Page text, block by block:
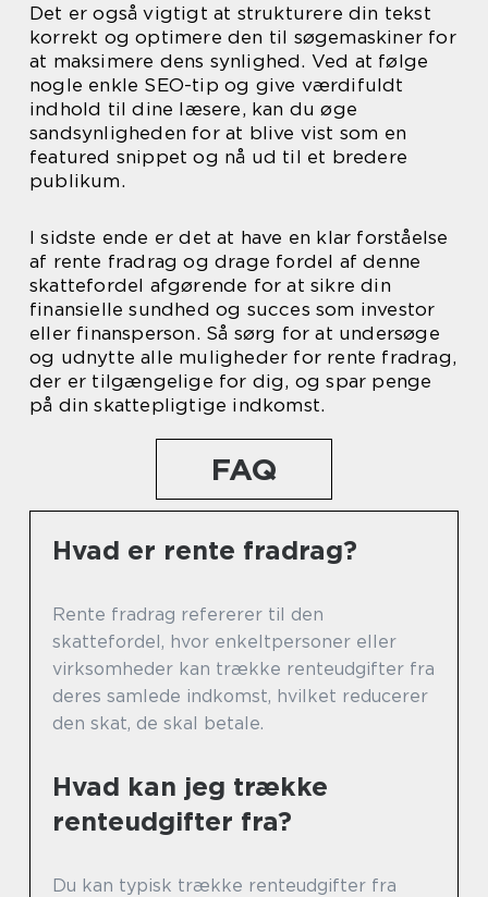
Det er også vigtigt at strukturere din tekst
korrekt og optimere den til søgemaskiner for
at maksimere dens synlighed. Ved at følge
nogle enkle SEO-tip og give værdifuldt
indhold til dine læsere, kan du øge
sandsynligheden for at blive vist som en
featured snippet og nå ud til et bredere
publikum.
I sidste ende er det at have en klar forståelse
af rente fradrag og drage fordel af denne
skattefordel afgørende for at sikre din
finansielle sundhed og succes som investor
eller finansperson. Så sørg for at undersøge
og udnytte alle muligheder for rente fradrag,
der er tilgængelige for dig, og spar penge
på din skattepligtige indkomst.
FAQ
Hvad er rente fradrag?
Rente fradrag refererer til den
skattefordel, hvor enkeltpersoner eller
virksomheder kan trække renteudgifter fra
deres samlede indkomst, hvilket reducerer
den skat, de skal betale.
Hvad kan jeg trække
renteudgifter fra?
Du kan typisk trække renteudgifter fra